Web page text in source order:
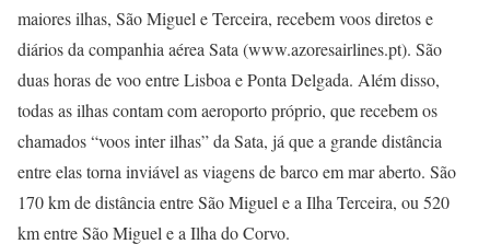
maiores ilhas, São Miguel e Terceira, recebem voos diretos e
diários da companhia aérea Sata (www.azoresairlines.pt). São
duas horas de voo entre Lisboa e Ponta Delgada. Além disso,
todas as ilhas contam com aeroporto próprio, que recebem os
chamados “voos inter ilhas” da Sata, já que a grande distância
entre elas torna inviável as viagens de barco em mar aberto. São
170 km de distância entre São Miguel e a Ilha Terceira, ou 520
km entre São Miguel e a Ilha do Corvo.